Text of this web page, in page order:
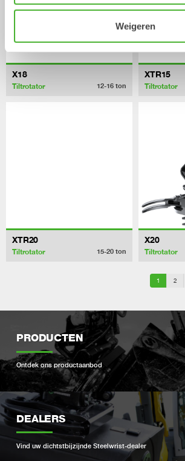
Weigeren
X18
Tiltrotator 12-16 ton
XTR15
Tiltrotator
XTR20
Tiltrotator 15-20 ton
X20
Tiltrotator
1 2
PRODUCTEN
Ontdek ons ​​productaanbod
DEALERS
Vind uw dichtstbijzijnde Steelwrist-dealer